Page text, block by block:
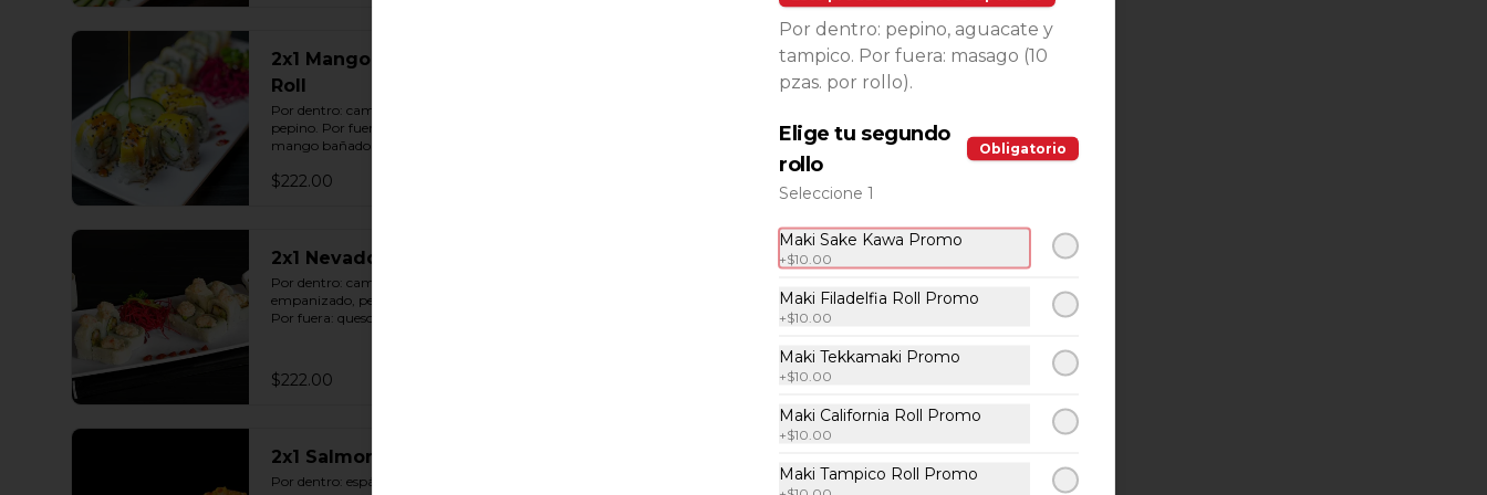
2x1 Mango Exótico
Roll
Por dentro: camarón capeado con
pepino. Por fuera: queso crema y
mango bañado en salsa dulce con
$222.00
2x1 Mango Go Roll
Por dentro: camarón empanizado
sriracha (10 pzas. por rollo).
2x1 Nevado Roll
Por dentro: camarón
empanizado, pepino y aguacate.
Por fuera: queso crema y tampico
$222.00
2x1 Niku Roll
manchego, zanahoria y calabaza
al tempura. Por fuera: zanahoria
spicy (10 pzas. por rollo).
$222.00
2x1 Salmon Roll
Por dentro: espárrago capeado
Por dentro: pepino, aguacate y
tampico. Por fuera: masago (10
pzas. por rollo).
Elige tu segundo
rollo
Obligatorio
Seleccione 1
Maki Sake Kawa Promo
+$10.00
Maki Filadelfia Roll Promo
+$10.00
Maki Tekkamaki Promo
+$10.00
Maki California Roll Promo
+$10.00
Maki Tampico Roll Promo